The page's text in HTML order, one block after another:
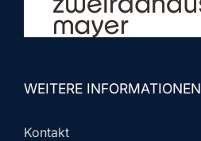
WEITERE INFORMATIONEN
Kontakt